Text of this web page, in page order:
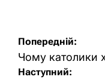
Навігація
записів
Попередній:
Чому католики
Наступний: